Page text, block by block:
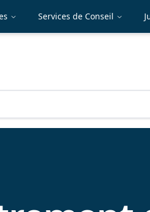
Services de Conseil